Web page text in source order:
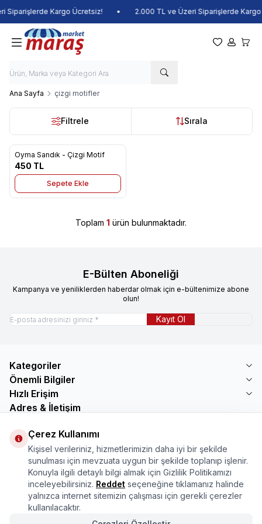
Siparişlerde Kargo Ücretsiz! • 2.000 TL ve Üzeri Siparişlerde Kargo
Favorilerim
Hesabım
Ana Sayfa çizgi motifler
Filtrele Sırala
Favorilere Ekle
Oyma Sandık - Çizgi Motif
450 TL
Sepete Ekle
Toplam 1 ürün bulunmaktadır.
E-Bülten Aboneliği
Kampanya ve yeniliklerden haberdar olmak için e-bültenimize abone
olun!
Kayıt Ol
Kategoriler
Önemli Bilgiler
Hızlı Erişim
Adres & İletişim
Adres
Mercimektepe Mahallesi 51007 Sokak
No:45/B\nONİKİŞUBAT/KAHRAMANMARAŞ
Telefon
08505321048
E-Posta
bilgi@marasmarket.com
Çerez Kullanımı
Kişisel verileriniz, hizmetlerimizin daha iyi bir şekilde
sunulması için mevzuata uygun bir şekilde toplanıp işlenir.
Konuyla ilgili detaylı bilgi almak için Gizlilik Politikamızı
inceleyebilirsiniz. Reddet seçeneğine tıklamanız halinde
yalnızca internet sitemizin çalışması için gerekli çerezler
kullanılacaktır.